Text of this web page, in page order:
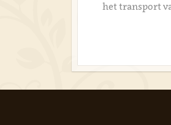
het transport